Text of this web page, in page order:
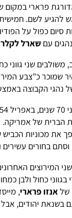
1 של ארה"ב מדורגת
להגיע לשם.
סיום כפול על
שארל לקלר
שמוכר כ"צבע
נהגי הקבוצה באמצע
של אמריקה.
את מכוניות
וסתם בחורים
כחול ולבן
שלאנזו פרארי,
בשנאת יהודים,